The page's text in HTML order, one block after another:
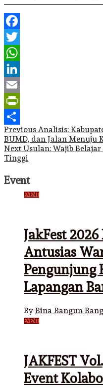
Facebook
Twitter
WhatsApp
LinkedIn
Email
PrintFriendly
Share
Post
navigation
Previous Analisis:
BUMD, dan Jalan Menuju
Next Usulan: Wajib
Tinggi
Event
EVENT
JakFest
Antusias
Pengunjung
Lapangan
By Bina Bangun
EVENT
JAKFEST
Event